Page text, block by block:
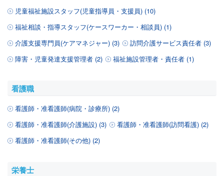
児童福祉施設スタッフ(児童指導員・支援員) (10)
福祉相談・指導スタッフ(ケースワーカー・相談員) (1)
介護支援専門員(ケアマネジャー) (3)
訪問介護サービス責任者 (3)
障害・児童発達支援管理者 (2)
福祉施設管理者・責任者 (1)
看護職
看護師・准看護師(病院・診療所) (2)
看護師・准看護師(介護施設) (3)
看護師・准看護師(訪問看護) (2)
看護師・准看護師(その他) (2)
栄養士